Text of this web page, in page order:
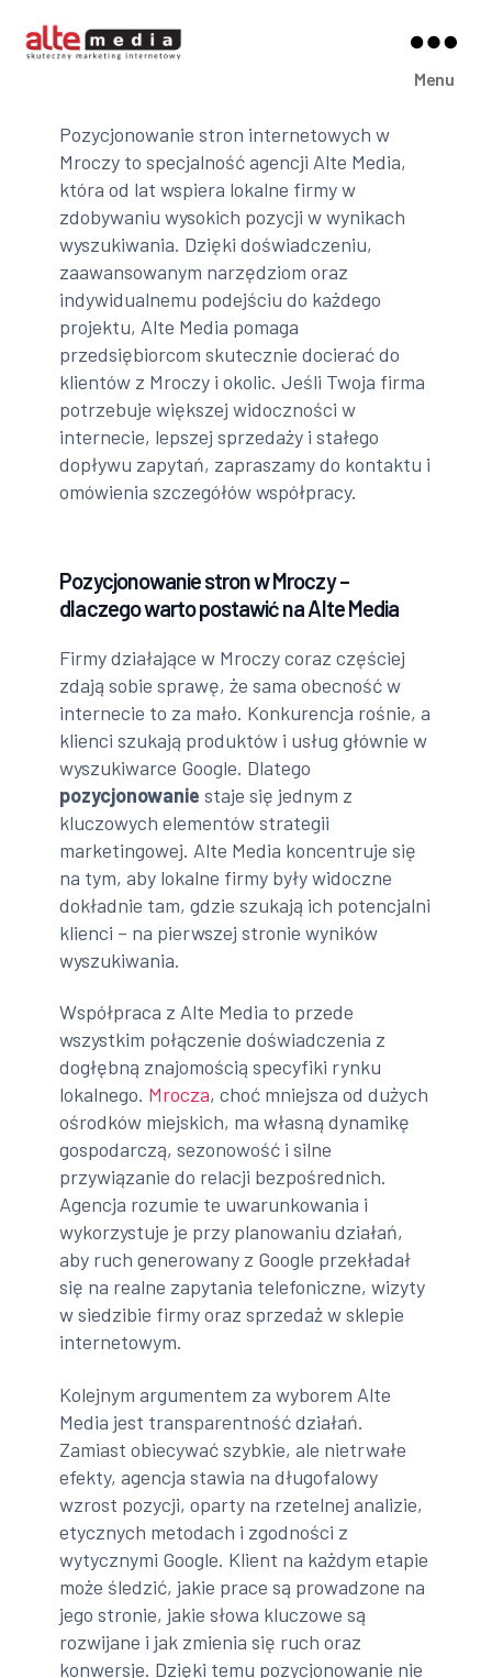
Media
Menu
Pozycjonowanie stron internetowych w
Mroczy to specjalność agencji Alte Media,
która od lat wspiera lokalne firmy w
zdobywaniu wysokich pozycji w wynikach
wyszukiwania. Dzięki doświadczeniu,
zaawansowanym narzędziom oraz
indywidualnemu podejściu do każdego
projektu, Alte Media pomaga
przedsiębiorcom skutecznie docierać do
klientów z Mroczy i okolic. Jeśli Twoja firma
potrzebuje większej widoczności w
internecie, lepszej sprzedaży i stałego
dopływu zapytań, zapraszamy do kontaktu i
omówienia szczegółów współpracy.
Pozycjonowanie stron w Mroczy –
dlaczego warto postawić na Alte Media
Firmy działające w Mroczy coraz częściej
zdają sobie sprawę, że sama obecność w
internecie to za mało. Konkurencja rośnie, a
klienci szukają produktów i usług głównie w
wyszukiwarce Google. Dlatego
pozycjonowanie staje się jednym z
kluczowych elementów strategii
marketingowej. Alte Media koncentruje się
na tym, aby lokalne firmy były widoczne
dokładnie tam, gdzie szukają ich potencjalni
klienci – na pierwszej stronie wyników
wyszukiwania.
Współpraca z Alte Media to przede
wszystkim połączenie doświadczenia z
dogłębną znajomością specyfiki rynku
lokalnego. Mrocza, choć mniejsza od dużych
ośrodków miejskich, ma własną dynamikę
gospodarczą, sezonowość i silne
przywiązanie do relacji bezpośrednich.
Agencja rozumie te uwarunkowania i
wykorzystuje je przy planowaniu działań,
aby ruch generowany z Google przekładał
się na realne zapytania telefoniczne, wizyty
w siedzibie firmy oraz sprzedaż w sklepie
internetowym.
Kolejnym argumentem za wyborem Alte
Media jest transparentność działań.
Zamiast obiecywać szybkie, ale nietrwałe
efekty, agencja stawia na długofalowy
wzrost pozycji, oparty na rzetelnej analizie,
etycznych metodach i zgodności z
wytycznymi Google. Klient na każdym etapie
może śledzić, jakie prace są prowadzone na
jego stronie, jakie słowa kluczowe są
rozwijane i jak zmienia się ruch oraz
konwersje. Dzięki temu pozycjonowanie nie